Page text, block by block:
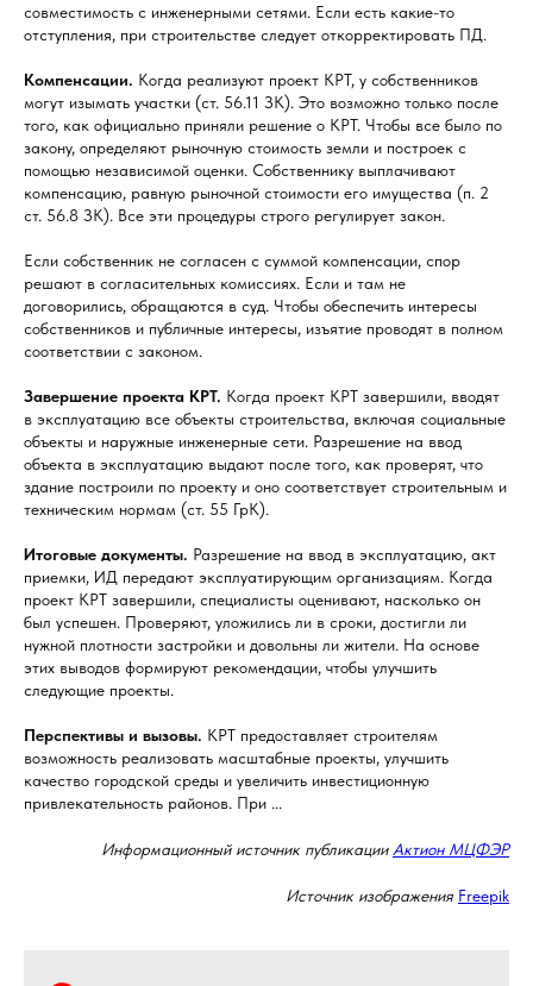
совместимость с инженерными сетями. Если есть какие-то
отступления, при строительстве следует откорректировать ПД.
Компенсации. Когда реализуют проект КРТ, у собственников
могут изымать участки (ст. 56.11 ЗК). Это возможно только после
того, как официально приняли решение о КРТ. Чтобы все было по
закону, определяют рыночную стоимость земли и построек с
помощью независимой оценки. Собственнику выплачивают
компенсацию, равную рыночной стоимости его имущества (п. 2
ст. 56.8 ЗК). Все эти процедуры строго регулирует закон.
Если собственник не согласен с суммой компенсации, спор
решают в согласительных комиссиях. Если и там не
договорились, обращаются в суд. Чтобы обеспечить интересы
собственников и публичные интересы, изъятие проводят в полном
соответствии с законом.
Завершение проекта КРТ. Когда проект КРТ завершили, вводят
в эксплуатацию все объекты строительства, включая социальные
объекты и наружные инженерные сети. Разрешение на ввод
объекта в эксплуатацию выдают после того, как проверят, что
здание построили по проекту и оно соответствует строительным и
техническим нормам (ст. 55 ГрК).
Итоговые документы. Разрешение на ввод в эксплуатацию, акт
приемки, ИД передают эксплуатирующим организациям. Когда
проект КРТ завершили, специалисты оценивают, насколько он
был успешен. Проверяют, уложились ли в сроки, достигли ли
нужной плотности застройки и довольны ли жители. На основе
этих выводов формируют рекомендации, чтобы улучшить
следующие проекты.
Перспективы и вызовы. КРТ предоставляет строителям
возможность реализовать масштабные проекты, улучшить
качество городской среды и увеличить инвестиционную
привлекательность районов. При ...
Информационный источник публикации Актион МЦФЭР
Источник изображения Freepik